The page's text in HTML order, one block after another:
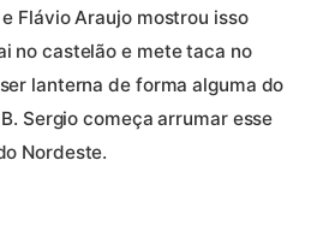
Flávio Araujo mostrou isso
no castelão e mete taca no
lanterna de forma alguma do
Sergio começa arrumar esse
Nordeste.